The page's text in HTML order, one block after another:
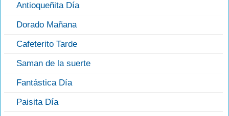
Antioqueñita Día
Dorado Mañana
Cafeterito Tarde
Saman de la suerte
Fantástica Día
Paisita Día